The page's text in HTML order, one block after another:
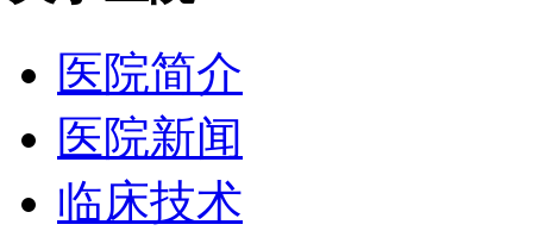
医院简介
医院新闻
临床技术